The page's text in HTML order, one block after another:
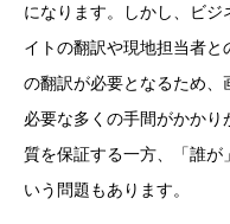
になります。しかし、ビ
イトの翻訳や現地担当者
の翻訳が必要となるため、
必要な多くの手間がかか
質を保証する一方、「誰が
いう問題もあります。